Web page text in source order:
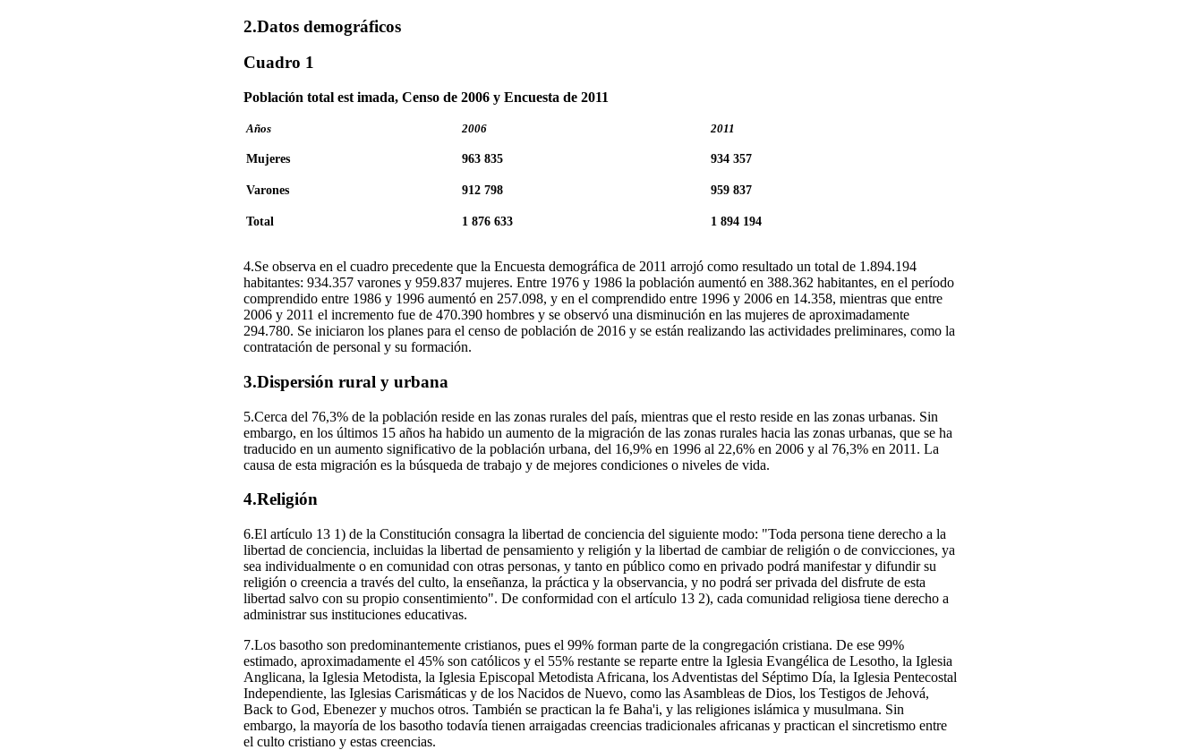
2.Datos demográficos
Cuadro 1
Población total est imada, Censo de 2006 y Encuesta de 2011
Años 2006 2011
Mujeres 963 835 934 357
Varones 912 798 959 837
Total 1 876 633 1 894 194
4.Se observa en el cuadro precedente que la Encuesta demográfica de 2011 arrojó como resultado un total de 1.894.194
habitantes: 934.357 varones y 959.837 mujeres. Entre 1976 y 1986 la población aumentó en 388.362 habitantes, en el período
comprendido entre 1986 y 1996 aumentó en 257.098, y en el comprendido entre 1996 y 2006 en 14.358, mientras que entre
2006 y 2011 el incremento fue de 470.390 hombres y se observó una disminución en las mujeres de aproximadamente
294.780. Se iniciaron los planes para el censo de población de 2016 y se están realizando las actividades preliminares, como la
contratación de personal y su formación.
3.Dispersión rural y urbana
5.Cerca del 76,3% de la población reside en las zonas rurales del país, mientras que el resto reside en las zonas urbanas. Sin
embargo, en los últimos 15 años ha habido un aumento de la migración de las zonas rurales hacia las zonas urbanas, que se ha
traducido en un aumento significativo de la población urbana, del 16,9% en 1996 al 22,6% en 2006 y al 76,3% en 2011. La
causa de esta migración es la búsqueda de trabajo y de mejores condiciones o niveles de vida.
4.Religión
6.El artículo 13 1) de la Constitución consagra la libertad de conciencia del siguiente modo: "Toda persona tiene derecho a la
libertad de conciencia, incluidas la libertad de pensamiento y religión y la libertad de cambiar de religión o de convicciones, ya
sea individualmente o en comunidad con otras personas, y tanto en público como en privado podrá manifestar y difundir su
religión o creencia a través del culto, la enseñanza, la práctica y la observancia, y no podrá ser privada del disfrute de esta
libertad salvo con su propio consentimiento". De conformidad con el artículo 13 2), cada comunidad religiosa tiene derecho a
administrar sus instituciones educativas.
7.Los basotho son predominantemente cristianos, pues el 99% forman parte de la congregación cristiana. De ese 99%
estimado, aproximadamente el 45% son católicos y el 55% restante se reparte entre la Iglesia Evangélica de Lesotho, la Iglesia
Anglicana, la Iglesia Metodista, la Iglesia Episcopal Metodista Africana, los Adventistas del Séptimo Día, la Iglesia Pentecostal
Independiente, las Iglesias Carismáticas y de los Nacidos de Nuevo, como las Asambleas de Dios, los Testigos de Jehová,
Back to God, Ebenezer y muchos otros. También se practican la fe Baha'i, y las religiones islámica y musulmana. Sin
embargo, la mayoría de los basotho todavía tienen arraigadas creencias tradicionales africanas y practican el sincretismo entre
el culto cristiano y estas creencias.